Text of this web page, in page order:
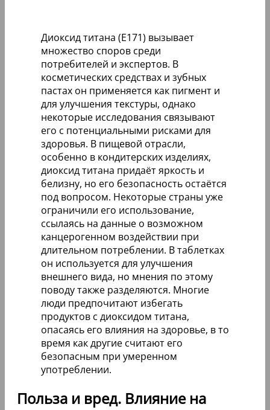
Диоксид титана (E171) вызывает
множество споров среди
потребителей и экспертов. В
косметических средствах и зубных
пастах он применяется как пигмент и
для улучшения текстуры, однако
некоторые исследования связывают
его с потенциальными рисками для
здоровья. В пищевой отрасли,
особенно в кондитерских изделиях,
диоксид титана придаёт яркость и
белизну, но его безопасность остаётся
под вопросом. Некоторые страны уже
ограничили его использование,
ссылаясь на данные о возможном
канцерогенном воздействии при
длительном потреблении. В таблетках
он используется для улучшения
внешнего вида, но мнения по этому
поводу также разделяются. Многие
люди предпочитают избегать
продуктов с диоксидом титана,
опасаясь его влияния на здоровье, в то
время как другие считают его
безопасным при умеренном
употреблении.
Польза и вред. Влияние на